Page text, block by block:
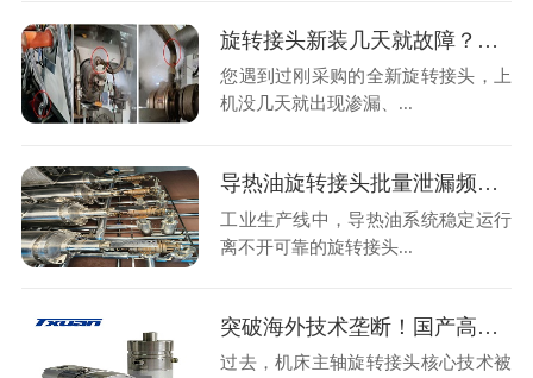
旋转接头新装几天就故障？金属软管不规范安装是主因
您遇到过刚采购的全新旋转接头，上
机没几天就出现渗漏、...
导热油旋转接头批量泄漏频发？腾旋售后现场拆解揭秘两大核心诱因
工业生产线中，导热油系统稳定运行
离不开可靠的旋转接头...
突破海外技术垄断！国产高速机床主轴旋转接头36000转高转速自主可控
过去，机床主轴旋转接头核心技术被